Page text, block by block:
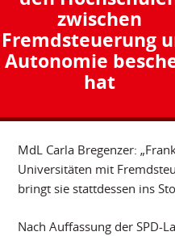
zwischen
Fremdsteuerung
Autonomie
hat
MdL Carla Bregenzer:
Universitäten mit
bringt sie stattdessen ins
Nach Auffassung der SPD-